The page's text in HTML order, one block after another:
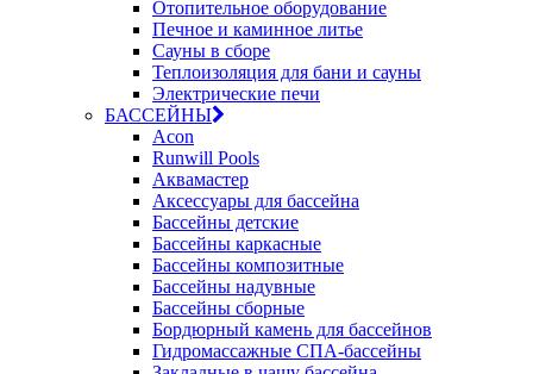
Отопительное оборудование
Печное и каминное литье
Сауны в сборе
Теплоизоляция для бани и сауны
Электрические печи
БАССЕЙНЫ
Acon
Runwill Pools
Аквамастер
Аксессуары для бассейна
Бассейны детские
Бассейны каркасные
Бассейны композитные
Бассейны надувные
Бассейны сборные
Бордюрный камень для бассейнов
Гидромассажные СПА-бассейны